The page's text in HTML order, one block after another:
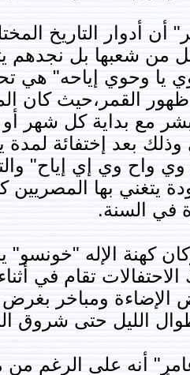
أن أدوار التاريخ
من شعبها بل نجدهم
يا وحوي إياحه" هي
القمر،حيث كان
مع بداية كل شهر أو
بعد إختفائة لمدة
واح وي إي إياح"
يتغني بها
في السنة.
كهنة الإله "خونسو"
تقام في
الإضاءة ومباخر
طوال الليل حتى